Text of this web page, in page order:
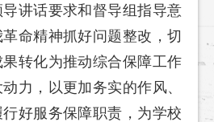
讲话要求和督导组指导意
命精神抓好问题整改，切
转化为推动综合保障工作
力，以更加务实的作风、
好服务保障职责，为学校